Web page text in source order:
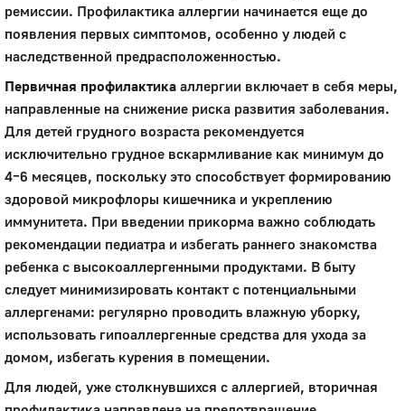
ремиссии. Профилактика аллергии начинается еще до
появления первых симптомов, особенно у людей с
наследственной предрасположенностью.
Первичная профилактика аллергии включает в себя меры,
направленные на снижение риска развития заболевания.
Для детей грудного возраста рекомендуется
исключительно грудное вскармливание как минимум до
4–6 месяцев, поскольку это способствует формированию
здоровой микрофлоры кишечника и укреплению
иммунитета. При введении прикорма важно соблюдать
рекомендации педиатра и избегать раннего знакомства
ребенка с высокоаллергенными продуктами. В быту
следует минимизировать контакт с потенциальными
аллергенами: регулярно проводить влажную уборку,
использовать гипоаллергенные средства для ухода за
домом, избегать курения в помещении.
Для людей, уже столкнувшихся с аллергией, вторичная